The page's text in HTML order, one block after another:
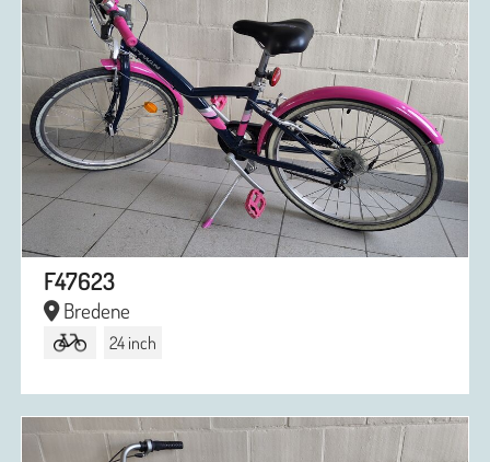
F47623
Bredene
24 inch